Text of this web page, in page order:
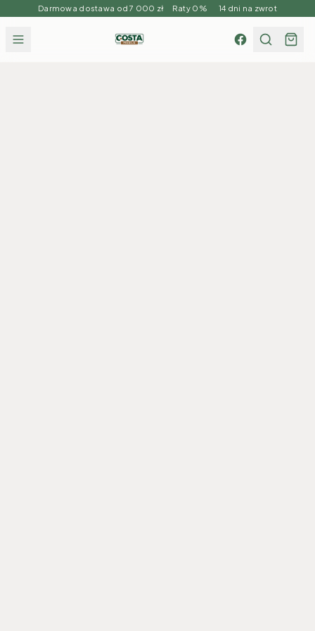
Darmowa dostawa od 7 000 zł Raty 0% 14 dni na zwrot